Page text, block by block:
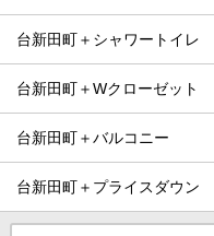
台新田町＋シャワートイレ
台新田町＋Wクローゼット
台新田町＋バルコニー
台新田町＋プライスダウン